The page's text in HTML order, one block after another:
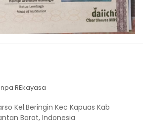
REkayasa
Kel.Beringin Kec Kapuas Kab
Barat, Indonesia